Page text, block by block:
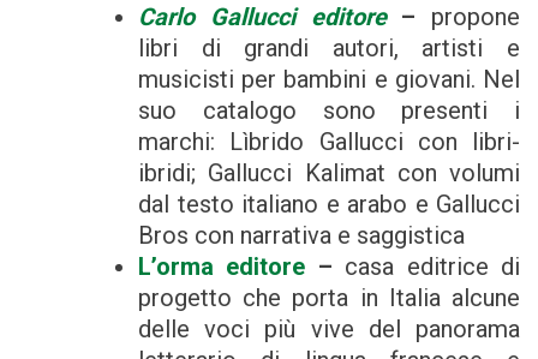
Carlo Gallucci editore– propone
libri di grandi autori, artisti e
musicisti per bambini e giovani. Nel
suo catalogo sono presenti i
marchi: Lìbrido Gallucci con libri-
ibridi; Gallucci Kalimat con volumi
dal testo italiano e arabo e Gallucci
Bros con narrativa e saggistica
L’orma editore – casa editrice di
progetto che porta in Italia alcune
delle voci più vive del panorama